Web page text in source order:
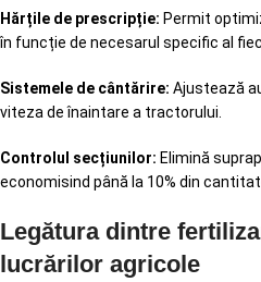
Hărțile de prescripție: Permit
în funcție de necesarul specific al
Sistemele de cântărire: Ajustează
viteza de înaintare a tractorului.
Controlul secțiunilor: Elimină
economisind până la 10% din
Legătura dintre
lucrărilor agricole